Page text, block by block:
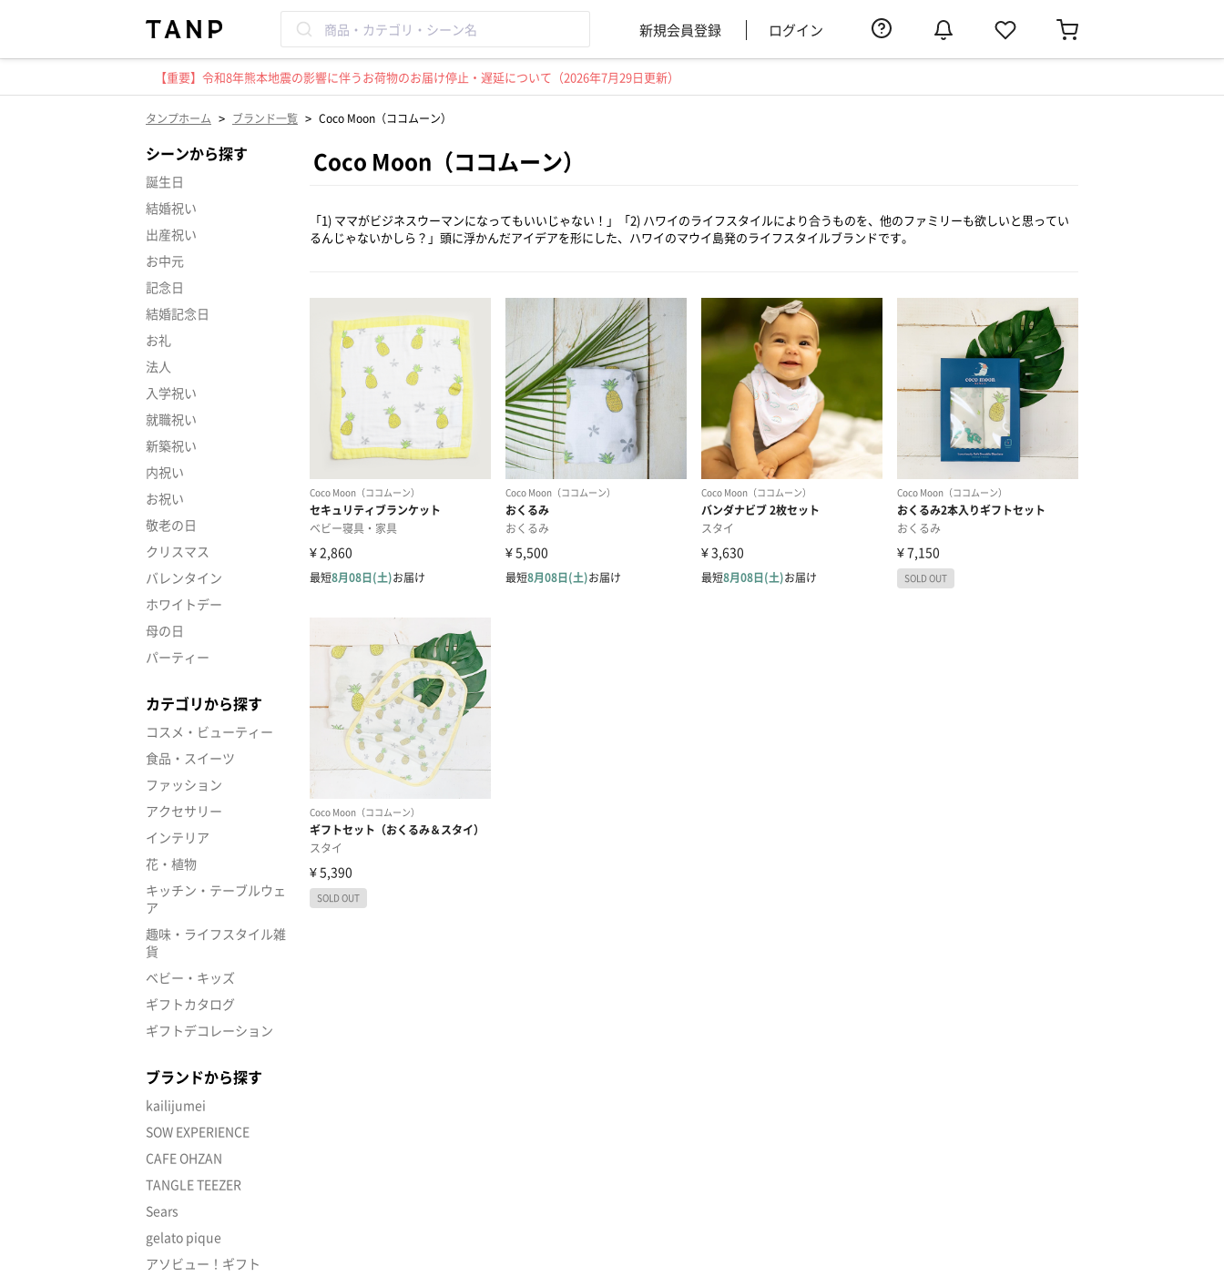
新規会員登録 ログイン
【重要】令和8年熊本地震の影響に伴うお荷物のお届け停止・遅延について（2026年7月29日更新）
タンプホーム > ブランド一覧 > Coco Moon（ココムーン）
シーンから探す
誕生日
結婚祝い
出産祝い
お中元
記念日
結婚記念日
お礼
法人
入学祝い
就職祝い
新築祝い
内祝い
お祝い
敬老の日
クリスマス
バレンタイン
ホワイトデー
母の日
パーティー
カテゴリから探す
コスメ・ビューティー
食品・スイーツ
ファッション
アクセサリー
インテリア
花・植物
キッチン・テーブルウェ
ア
趣味・ライフスタイル雑
貨
ベビー・キッズ
ギフトカタログ
ギフトデコレーション
ブランドから探す
kailijumei
SOW EXPERIENCE
CAFE OHZAN
TANGLE TEEZER
Sears
gelato pique
アソビュー！ギフト
Coco Moon（ココムーン）
「1) ママがビジネスウーマンになってもいいじゃない！」「2) ハワイのライフスタイルにより合うものを、他のファミリーも欲しいと思ってい
るんじゃないかしら？」頭に浮かんだアイデアを形にした、ハワイのマウイ島発のライフスタイルブランドです。